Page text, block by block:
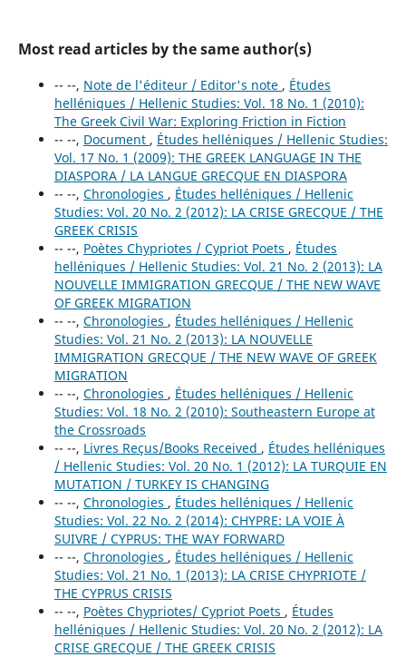
Most read articles by the same author(s)
-- --, Note de l'éditeur / Editor's note , Études
helléniques / Hellenic Studies: Vol. 18 No. 1 (2010):
The Greek Civil War: Exploring Friction in Fiction
-- --, Document , Études helléniques / Hellenic Studies:
Vol. 17 No. 1 (2009): THE GREEK LANGUAGE IN THE
DIASPORA / LA LANGUE GRECQUE EN DIASPORA
-- --, Chronologies , Études helléniques / Hellenic
Studies: Vol. 20 No. 2 (2012): LA CRISE GRECQUE / THE
GREEK CRISIS
-- --, Poètes Chypriotes / Cypriot Poets , Études
helléniques / Hellenic Studies: Vol. 21 No. 2 (2013): LA
NOUVELLE IMMIGRATION GRECQUE / THE NEW WAVE
OF GREEK MIGRATION
-- --, Chronologies , Études helléniques / Hellenic
Studies: Vol. 21 No. 2 (2013): LA NOUVELLE
IMMIGRATION GRECQUE / THE NEW WAVE OF GREEK
MIGRATION
-- --, Chronologies , Études helléniques / Hellenic
Studies: Vol. 18 No. 2 (2010): Southeastern Europe at
the Crossroads
-- --, Livres Reçus/Books Received , Études helléniques
/ Hellenic Studies: Vol. 20 No. 1 (2012): LA TURQUIE EN
MUTATION / TURKEY IS CHANGING
-- --, Chronologies , Études helléniques / Hellenic
Studies: Vol. 22 No. 2 (2014): CHYPRE: LA VOIE À
SUIVRE / CYPRUS: THE WAY FORWARD
-- --, Chronologies , Études helléniques / Hellenic
Studies: Vol. 21 No. 1 (2013): LA CRISE CHYPRIOTE /
THE CYPRUS CRISIS
-- --, Poètes Chypriotes/ Cypriot Poets , Études
helléniques / Hellenic Studies: Vol. 20 No. 2 (2012): LA
CRISE GRECQUE / THE GREEK CRISIS